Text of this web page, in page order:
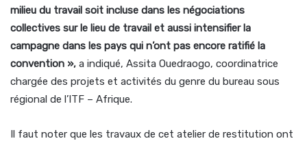
milieu du travail soit incluse dans les négociations
collectives sur le lieu de travail et aussi intensifier la
campagne dans les pays qui n’ont pas encore ratifié la
convention », a indiqué, Assita Ouedraogo, coordinatrice
chargée des projets et activités du genre du bureau sous
régional de l’ITF – Afrique.
Il faut noter que les travaux de cet atelier de restitution ont